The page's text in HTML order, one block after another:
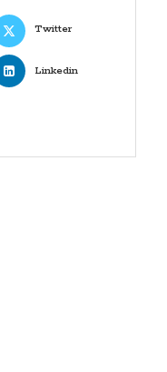
Twitter
Linkedin